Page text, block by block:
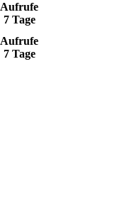
Aufrufe
7 Tage
Aufrufe
7 Tage